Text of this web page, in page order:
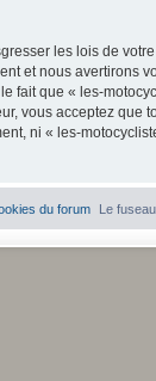
les lois de
et nous avertirons
fait que « les-
vous acceptez que
ni « les-
Le
du forum